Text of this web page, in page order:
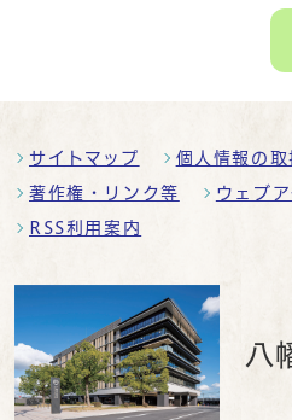
サイトマップ 個人情報の
著作権・リンク等 ウェブ
RSS利用案内
八